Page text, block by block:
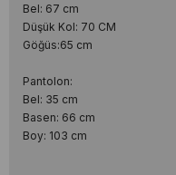
Bel: 67 cm
Düşük Kol: 70 CM
Göğüs:65 cm
Pantolon:
Bel: 35 cm
Basen: 66 cm
Boy: 103 cm